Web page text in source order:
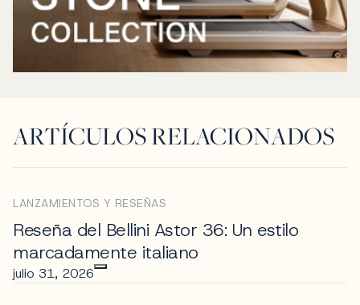
ARTÍCULOS RELACIONADOS
LANZAMIENTOS Y RESEÑAS
Reseña del Bellini Astor 36: Un estilo
marcadamente italiano
julio 31, 2026